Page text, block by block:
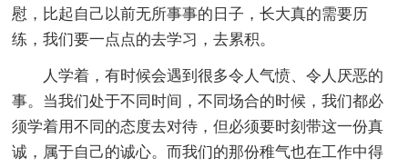
慰，比起自己以前无所事事的日子，长大真的需要历
练，我们要一点点的去学习，去累积。
人学着，有时候会遇到很多令人气愤、令人厌恶的
事。当我们处于不同时间，不同场合的时候，我们都必
须学着用不同的态度去对待，但必须要时刻带这一份真
诚，属于自己的诚心。而我们的那份稚气也在工作中得